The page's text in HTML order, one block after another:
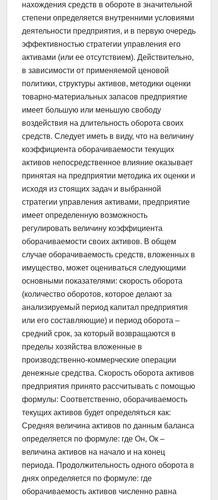
нахождения средств в обороте в значительной
степени определяется внутренними условиями
деятельности предприятия, и в первую очередь
эффективностью стратегии управления его
активами (или ее отсутствием). Действительно,
в зависимости от применяемой ценовой
политики, структуры активов, методики оценки
товарно-материальных запасов предприятие
имеет большую или меньшую свободу
воздействия на длительность оборота своих
средств. Следует иметь в виду, что на величину
коэффициента оборачиваемости текущих
активов непосредственное влияние оказывает
принятая на предприятии методика их оценки и
исходя из стоящих задач и выбранной
стратегии управления активами, предприятие
имеет определенную возможность
регулировать величину коэффициента
оборачиваемости своих активов. В общем
случае оборачиваемость средств, вложенных в
имущество, может оцениваться следующими
основными показателями: скорость оборота
(количество оборотов, которое делают за
анализируемый период капитал предприятия
или его составляющие) и период оборота –
средний срок, за который возвращаются в
пределы хозяйства вложенные в
производственно-коммерческие операции
денежные средства. Скорость оборота активов
предприятия принято рассчитывать с помощью
формулы: Соответственно, оборачиваемость
текущих активов будет определяться как:
Средняя величина активов по данным баланса
определяется по формуле: где Он, Ок –
величина активов на начало и на конец
периода. Продолжительность одного оборота в
днях определяется по формуле: где
оборачиваемость активов численно равна